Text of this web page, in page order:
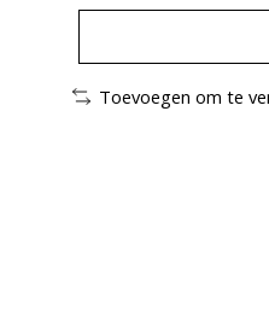
Toevoegen om te